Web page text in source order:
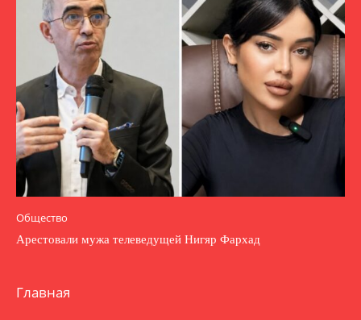
Общество
Арестовали мужа телеведущей Нигяр Фархад
Главная